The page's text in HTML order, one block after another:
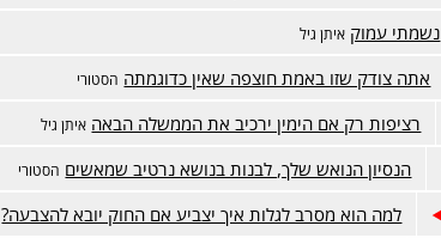
נשמתי עמוק איתן גיל
אתה צודק שזו באמת חוצפה שאין כדוגמתה הסטורי
רציפות רק אם הימין ירכיב את הממשלה הבאה איתן גיל
הנסיון הנואש שלך, לבנות בנושא נרטיב שמאשים הסטורי
למה הוא מסרב לגלות איך יצביע אם החוק יובא להצבעה?